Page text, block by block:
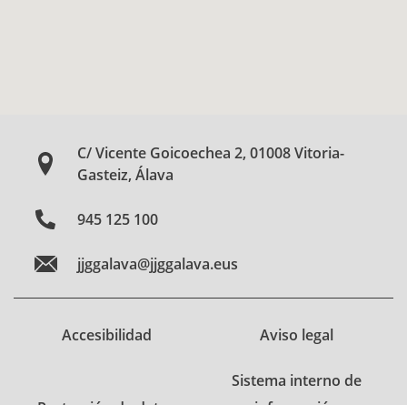
C/ Vicente Goicoechea 2, 01008 Vitoria-
Gasteiz, Álava
945 125 100
jjggalava@jjggalava.eus
Accesibilidad Aviso legal
Sistema interno de